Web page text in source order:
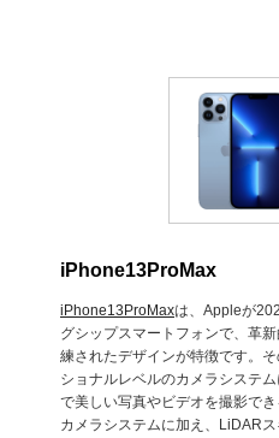
iPhone13ProMax
iPhone13ProMaxは、Appleが
グシップスマートフォンで、革
練されたデザインが特徴です。
ショナルレベルのカメラシステ
で美しい写真やビデオを撮影で
カメラシステムに加え、LiDARス